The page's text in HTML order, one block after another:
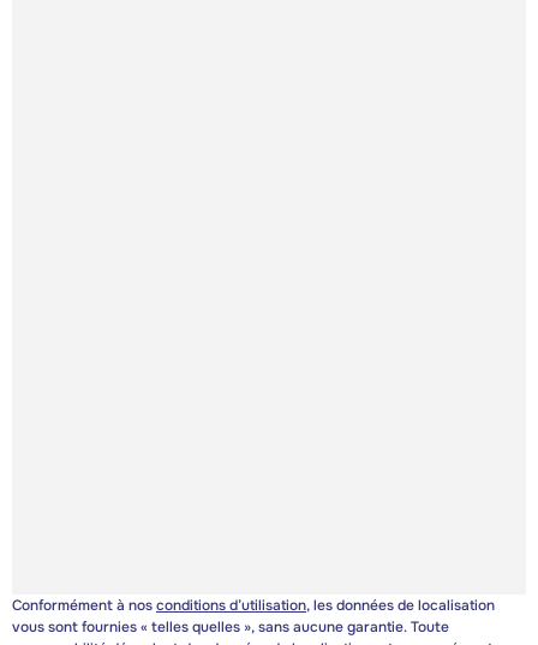
Conformément à nosconditions d’utilisation, les données de localisation
vous sont fournies « telles quelles », sans aucune garantie. Toute